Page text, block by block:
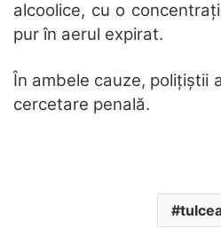
alcoolice, cu o
pur în aerul expirat.
În ambele cauze, polițiștii
cercetare penală.